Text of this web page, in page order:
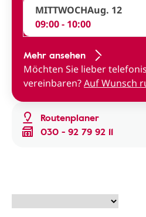
Routenplaner
030 - 92 79 92 11
MITTWOCHAug. 12
09:00 - 10:00
Mehr ansehen
Möchten Sie lieber
vereinbaren?Auf Wunsch